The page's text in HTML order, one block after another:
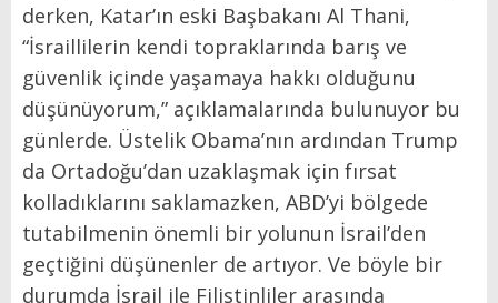
derken, Katar’ın eski Başbakanı Al Thani,
“İsraillilerin kendi topraklarında barış ve
güvenlik içinde yaşamaya hakkı olduğunu
düşünüyorum,” açıklamalarında bulunuyor bu
günlerde. Üstelik Obama’nın ardından Trump
da Ortadoğu’dan uzaklaşmak için fırsat
kolladıklarını saklamazken, ABD’yi bölgede
tutabilmenin önemli bir yolunun İsrail’den
geçtiğini düşünenler de artıyor. Ve böyle bir
durumda İsrail ile Filistinliler arasında